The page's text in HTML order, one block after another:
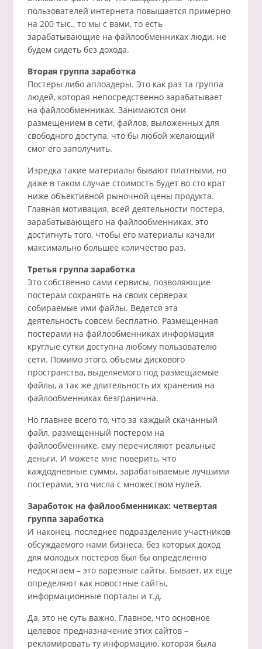
пользователей интернета повышается примерно
на 200 тыс., то мы с вами, то есть
зарабатывающие на файлообменниках люди, не
будем сидеть без дохода.
Вторая группа заработка
Постеры либо аплоадеры. Это как раз та группа
людей, которая непосредственно зарабатывает
на файлообменниках. Занимаются они
размещением в сети, файлов, выложенных для
свободного доступа, что бы любой желающий
смог его заполучить.
Изредка такие материалы бывают платными, но
даже в таком случае стоимость будет во сто крат
ниже объективной рыночной цены продукта.
Главная мотивация, всей деятельности постера,
зарабатывающего на файлообменниках, это
достигнуть того, чтобы его материалы качали
максимально большее количество раз.
Третья группа заработка
Это собственно сами сервисы, позволяющие
постерам сохранять на своих серверах
собираемые ими файлы. Ведется эта
деятельность совсем бесплатно. Размещенная
постерами на файлообменниках информация
круглые сутки доступна любому пользователю
сети. Помимо этого, объемы дискового
пространства, выделяемого под размещаемые
файлы, а так же длительность их хранения на
файлообменниках безгранична.
Но главнее всего то, что за каждый скачанный
файл, размещенный постером на
файлообменнике, ему перечисляют реальные
деньги. И можете мне поверить, что
каждодневные суммы, зарабатываемые лучшими
постерами, это числа с множеством нулей.
Заработок на файлообменниках: четвертая
группа заработка
И наконец, последнее подразделение участников
обсуждаемого нами бизнеса, без которых доход
для молодых постеров был бы определенно
недосягаем – это варезные сайты. Бывает, их еще
определяют как новостные сайты,
информационные порталы и т.д.
Да, это не суть важно. Главное, что основное
целевое предназначение этих сайтов –
рекламировать ту информацию, которая была